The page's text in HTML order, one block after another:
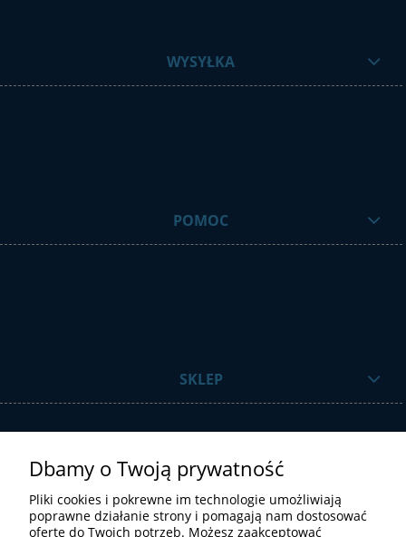
WYSYŁKA
POMOC
SKLEP
Dbamy o Twoją prywatność
Pliki cookies i pokrewne im technologie umożliwiają
poprawne działanie strony i pomagają nam dostosować
ofertę do Twoich potrzeb. Możesz zaakceptować